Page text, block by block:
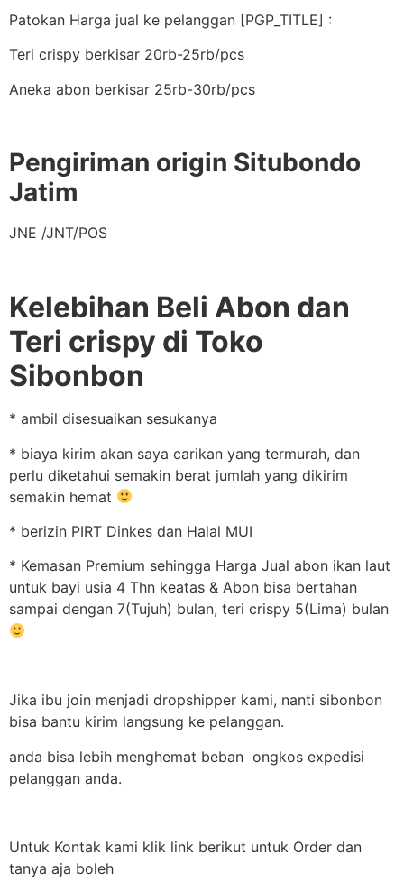
Patokan Harga jual ke pelanggan [PGP_TITLE] :
Teri crispy berkisar 20rb-25rb/pcs
Aneka abon berkisar 25rb-30rb/pcs
Pengiriman origin Situbondo
Jatim
JNE /JNT/POS
Kelebihan Beli Abon dan
Teri crispy di Toko
Sibonbon
* ambil disesuaikan sesukanya
* biaya kirim akan saya carikan yang termurah, dan
perlu diketahui semakin berat jumlah yang dikirim
semakin hemat
* berizin PIRT Dinkes dan Halal MUI
* Kemasan Premium sehingga Harga Jual abon ikan laut
untuk bayi usia 4 Thn keatas & Abon bisa bertahan
sampai dengan 7(Tujuh) bulan, teri crispy 5(Lima) bulan
Jika ibu join menjadi dropshipper kami, nanti sibonbon
bisa bantu kirim langsung ke pelanggan.
anda bisa lebih menghemat beban ongkos expedisi
pelanggan anda.
Untuk Kontak kami klik link berikut untuk Order dan
tanya aja boleh